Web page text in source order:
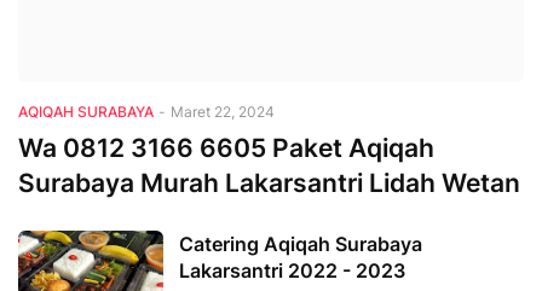
AQIQAH SURABAYA - Maret 22, 2024
Wa 0812 3166 6605 Paket Aqiqah
Surabaya Murah Lakarsantri Lidah Wetan
Catering Aqiqah Surabaya
Lakarsantri 2022 - 2023